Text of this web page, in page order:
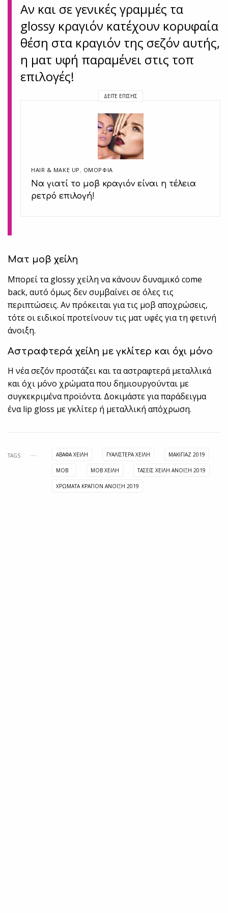
Αν και σε γενικές γραμμές τα
glossy κραγιόν κατέχουν κορυφαία
θέση στα κραγιόν της σεζόν αυτής,
η ματ υφή παραμένει στις τοπ
επιλογές!
ΔΕΊΤΕ ΕΠΊΣΗΣ
HAIR & MAKE UP , ΟΜΟΡΦΙΑ
Να γιατί το μοβ κραγιόν είναι η τέλεια
ρετρό επιλογή!
Ματ μοβ χείλη
Μπορεί τα glossy χείλη να κάνουν δυναμικό come
back, αυτό όμως δεν συμβαίνει σε όλες τις
περιπτώσεις. Αν πρόκειται για τις μοβ αποχρώσεις,
τότε οι ειδικοί προτείνουν τις ματ υφές για τη φετινή
άνοιξη.
Αστραφτερά χείλη με γκλίτερ και όχι μόνο
Η νέα σεζόν προστάζει και τα αστραφτερά μεταλλικά
και όχι μόνο χρώματα που δημιουργούνται με
συγκεκριμένα προϊόντα. Δοκιμάστε για παράδειγμα
ένα lip gloss με γκλίτερ ή μεταλλική απόχρωση.
TAGS ΆΒΑΦΑ ΧΕΊΛΗ ΓΥΑΛΙΣΤΕΡΆ ΧΕΊΛΗ ΜΑΚΙΓΙΆΖ 2019
ΜΟΒ ΜΟΒ ΧΕΙΛΗ ΤΆΣΕΙΣ ΧΕΊΛΗ ΆΝΟΙΞΗ 2019
ΧΡΏΜΑΤΑ ΚΡΑΓΙΌΝ ΆΝΟΙΞΗ 2019